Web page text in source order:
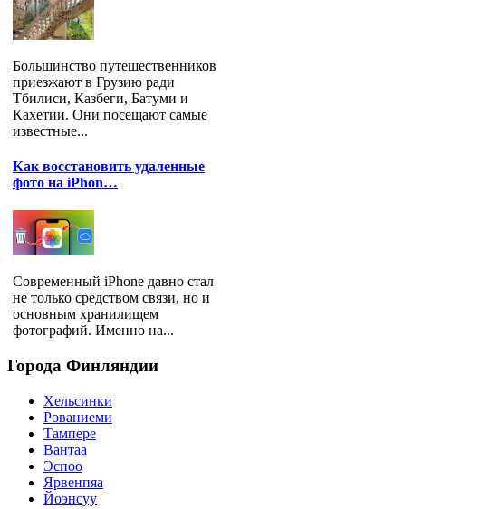
Большинство путешественников
приезжают в Грузию ради
Тбилиси, Казбеги, Батуми и
Кахетии. Они посещают самые
известные...
Как восстановить удаленные
фото на iPhon…
Современный iPhone давно стал
не только средством связи, но и
основным хранилищем
фотографий. Именно на...
Города Финляндии
Хельсинки
Рованиеми
Тампере
Вантаа
Эспоо
Ярвенпяа
Йоэнсуу